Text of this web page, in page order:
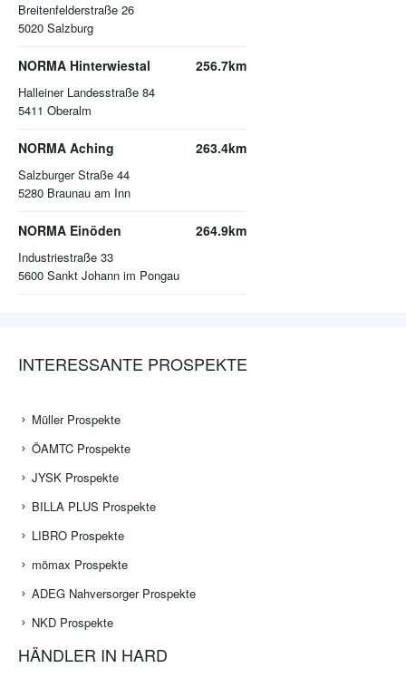
Breitenfelderstraße 26
5020 Salzburg
NORMA Hinterwiestal
Halleiner Landesstraße 84
5411 Oberalm
256.7km
NORMA Aching
Salzburger Straße 44
5280 Braunau am Inn
263.4km
NORMA Einöden
Industriestraße 33
5600 Sankt Johann im Pongau
264.9km
INTERESSANTE PROSPEKTE
Müller Prospekte
ÖAMTC Prospekte
JYSK Prospekte
BILLA PLUS Prospekte
LIBRO Prospekte
mömax Prospekte
ADEG Nahversorger Prospekte
NKD Prospekte
HÄNDLER IN HARD